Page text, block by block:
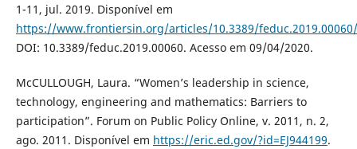
1-11, jul. 2019. Disponível em
https://www.frontiersin.org/articles/10.3389/
DOI: 10.3389/feduc.2019.00060. Acesso em 09/04/2020.
McCULLOUGH, Laura. “Women’s leadership in science,
technology, engineering and mathematics: Barriers to
participation”. Forum on Public Policy Online, v. 2011, n. 2,
ago. 2011. Disponível em https://eric.ed.gov/?id=EJ944199.